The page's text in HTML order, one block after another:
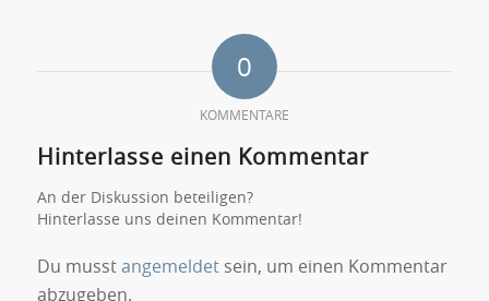
0
KOMMENTARE
Hinterlasse einen Kommentar
An der Diskussion beteiligen?
Hinterlasse uns deinen Kommentar!
Du musstangemeldetsein, um einen Kommentar
abzugeben.